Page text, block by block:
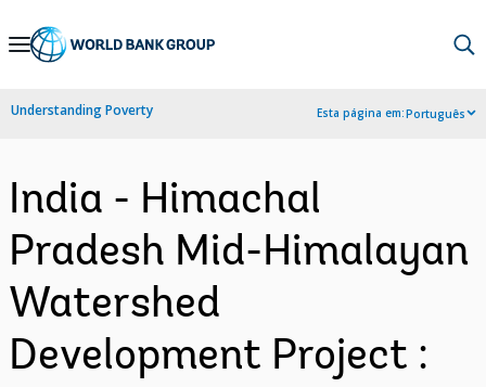
Skip
Navigation
Understanding Poverty Esta página em:Português
India - Himachal
Pradesh Mid-Himalayan
Watershed
Development Project :